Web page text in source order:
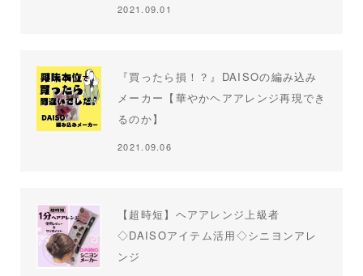
2021.09.01
『買ったら損！？』DAISOの編み込み
メーカー【華やかヘアアレンジ再現でき
るのか】
2021.09.06
【超時短】ヘアアレンジ上級者
◇DAISOアイテム活用◇シニヨンアレ
ンジ